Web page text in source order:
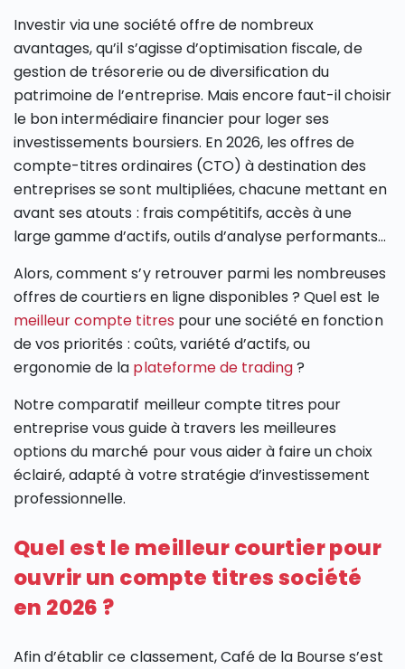
Investir via une société offre de nombreux
avantages, qu’il s’agisse d’optimisation fiscale, de
gestion de trésorerie ou de diversification du
patrimoine de l’entreprise. Mais encore faut-il choisir
le bon intermédiaire financier pour loger ses
investissements boursiers. En 2026, les offres de
compte-titres ordinaires (CTO) à destination des
entreprises se sont multipliées, chacune mettant en
avant ses atouts : frais compétitifs, accès à une
large gamme d’actifs, outils d’analyse performants…
Alors, comment s’y retrouver parmi les nombreuses
offres de courtiers en ligne disponibles ? Quel est le
meilleur compte titres pour une société en fonction
de vos priorités : coûts, variété d’actifs, ou
ergonomie de la plateforme de trading?
Notre comparatif meilleur compte titres pour
entreprise vous guide à travers les meilleures
options du marché pour vous aider à faire un choix
éclairé, adapté à votre stratégie d’investissement
professionnelle.
Quel est le meilleur courtier pour
ouvrir un compte titres société
en 2026 ?
Afin d’établir ce classement, Café de la Bourse s’est